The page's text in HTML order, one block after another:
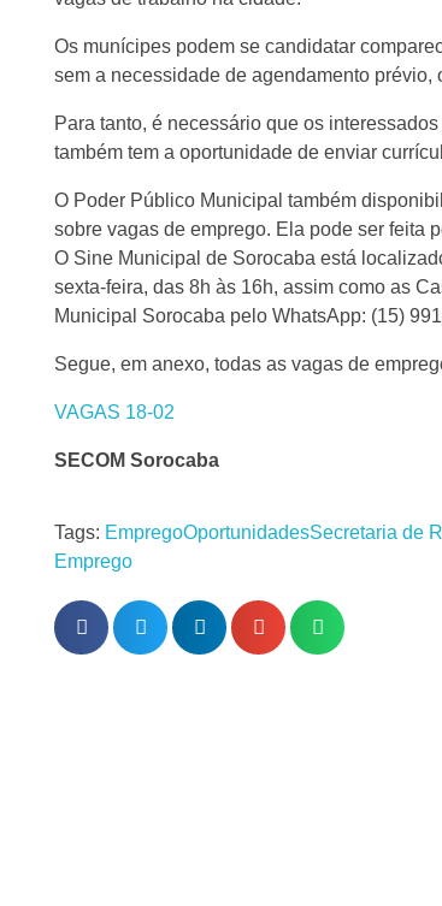
Os munícipes podem se candidatar
sem a necessidade de agendamento
Para tanto, é necessário que os
também tem a oportunidade de enviar
O Poder Público Municipal também
sobre vagas de emprego. Ela pode ser feita
O Sine Municipal de Sorocaba está
sexta-feira, das 8h às 16h, assim como as
Municipal Sorocaba pelo WhatsApp: (15)
Segue, em anexo, todas as vagas de
VAGAS 18-02
SECOM Sorocaba
Tags: EmpregoOportunidadesSecretaria de
Emprego